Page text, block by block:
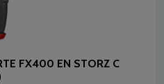
FX400 EN STORZ C